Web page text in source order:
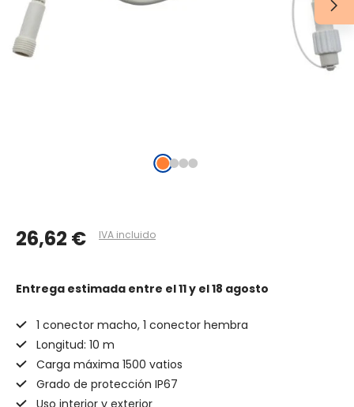
26,62 € IVA incluido
Entrega estimada entre el 11 y el 18 agosto
1 conector macho, 1 conector hembra
Longitud: 10 m
Carga máxima 1500 vatios
Grado de protección IP67